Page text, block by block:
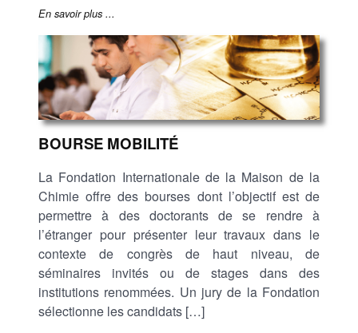
En savoir plus ...
BOURSE MOBILITÉ
La Fondation Internationale de la Maison de la
Chimie offre des bourses dont l’objectif est de
permettre à des doctorants de se rendre à
l’étranger pour présenter leur travaux dans le
contexte de congrès de haut niveau, de
séminaires invités ou de stages dans des
institutions renommées. Un jury de la Fondation
sélectionne les candidats […]